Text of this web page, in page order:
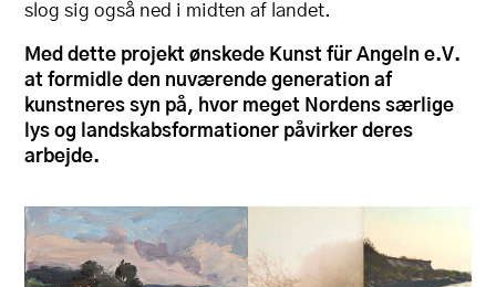
slog sig også ned i midten af landet.
Med dette projekt ønskede Kunst für Angeln e.V.
at formidle den nuværende generation af
kunstneres syn på, hvor meget Nordens særlige
lys og landskabsformationer påvirker deres
arbejde.